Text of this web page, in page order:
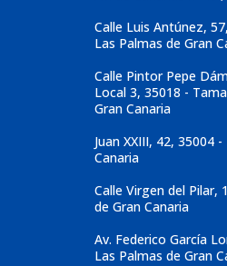
Calle Luis Antúnez,
Las Palmas de Gran
Calle Pintor Pepe
Local 3, 35018 -
Gran Canaria
Juan XXIII, 42, 35004
Canaria
Calle Virgen del Pilar,
de Gran Canaria
Av. Federico García
Las Palmas de Gran